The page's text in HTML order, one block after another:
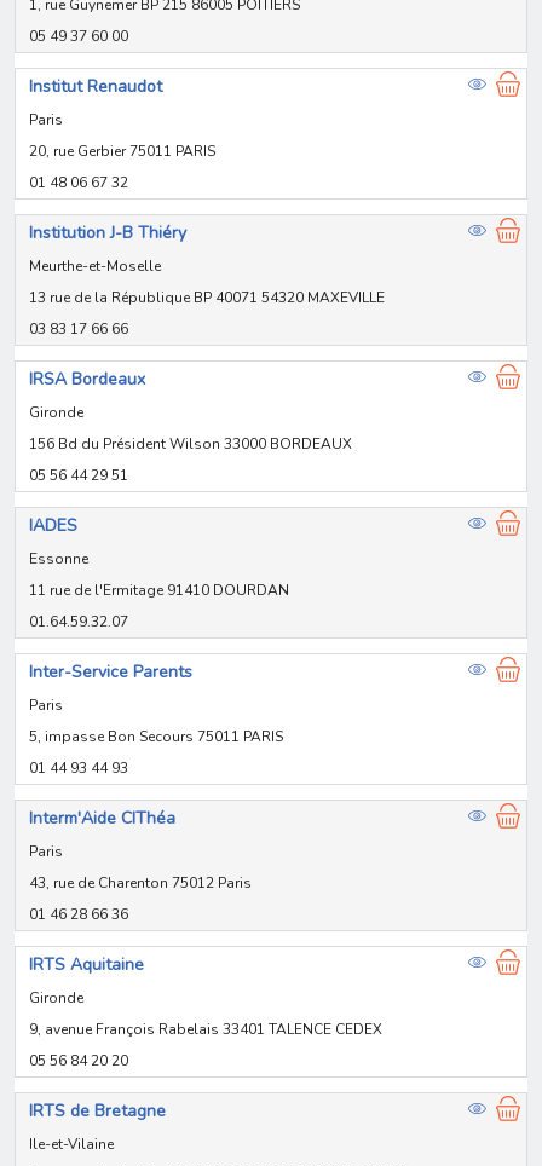
1, rue Guynemer BP 215 86005 POITIERS
05 49 37 60 00
Institut Renaudot
Paris
20, rue Gerbier 75011 PARIS
01 48 06 67 32
Institution J-B Thiéry
Meurthe-et-Moselle
13 rue de la République BP 40071 54320 MAXEVILLE
03 83 17 66 66
IRSA Bordeaux
Gironde
156 Bd du Président Wilson 33000 BORDEAUX
05 56 44 29 51
IADES
Essonne
11 rue de l'Ermitage 91410 DOURDAN
01.64.59.32.07
Inter-Service Parents
Paris
5, impasse Bon Secours 75011 PARIS
01 44 93 44 93
Interm'Aide CIThéa
Paris
43, rue de Charenton 75012 Paris
01 46 28 66 36
IRTS Aquitaine
Gironde
9, avenue François Rabelais 33401 TALENCE CEDEX
05 56 84 20 20
IRTS de Bretagne
Ile-et-Vilaine